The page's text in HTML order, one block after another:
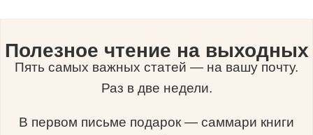
Полезное чтение на выходных
Пять самых важных статей — на вашу почту.
Раз в две недели.
В первом письме подарок — саммари книги